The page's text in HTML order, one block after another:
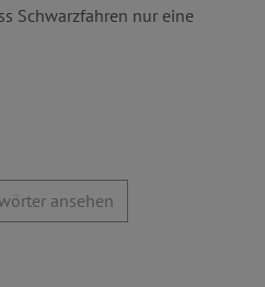
Schwarzfahren nur eine
ansehen